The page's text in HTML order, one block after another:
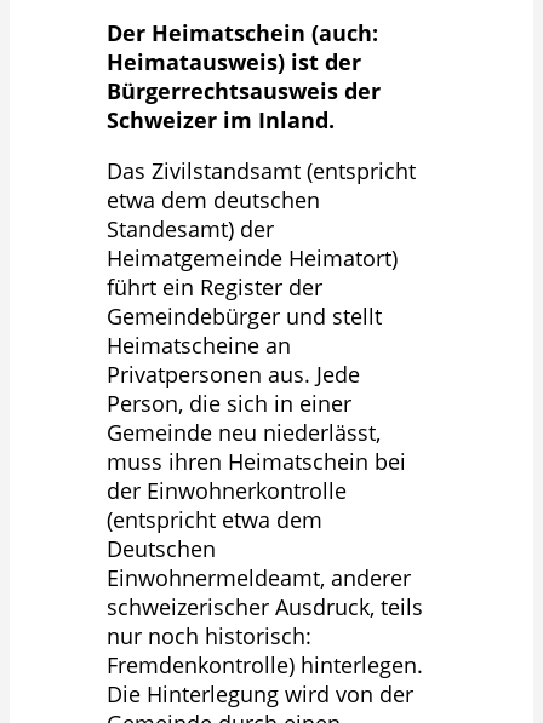
Der Heimatschein (auch:
Heimatausweis) ist der
Bürgerrechtsausweis der
Schweizer im Inland.
Das Zivilstandsamt (entspricht
etwa dem deutschen
Standesamt) der
Heimatgemeinde Heimatort)
führt ein Register der
Gemeindebürger und stellt
Heimatscheine an
Privatpersonen aus. Jede
Person, die sich in einer
Gemeinde neu niederlässt,
muss ihren Heimatschein bei
der Einwohnerkontrolle
(entspricht etwa dem
Deutschen
Einwohnermeldeamt, anderer
schweizerischer Ausdruck, teils
nur noch historisch:
Fremdenkontrolle) hinterlegen.
Die Hinterlegung wird von der